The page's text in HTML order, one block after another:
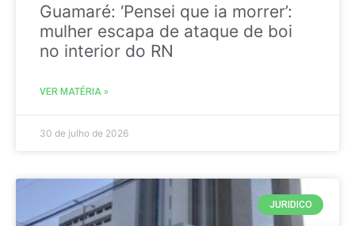
Guamaré: ‘Pensei que ia morrer’:
mulher escapa de ataque de boi
no interior do RN
VER MATÉRIA »
30 de julho de 2026
JURIDICO